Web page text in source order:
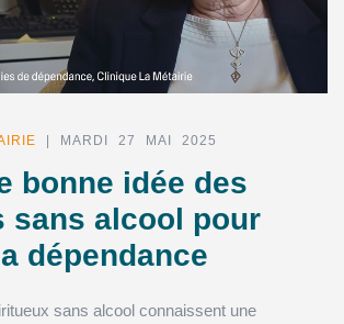
| MARDI 27 MAI 2025
bonne idée des
sans alcool pour
dépendance
sans alcool connaissent une